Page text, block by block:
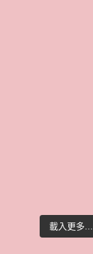
載入更多...